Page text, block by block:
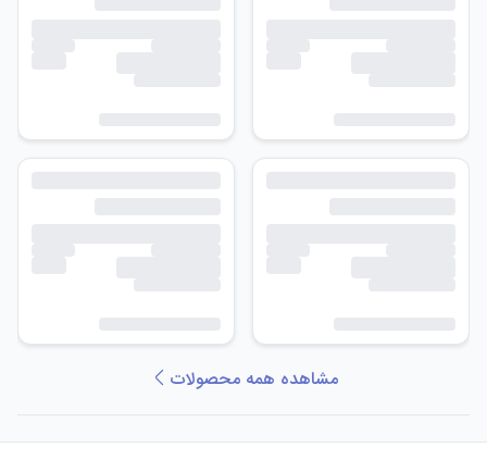
مشاهده همه محصولات